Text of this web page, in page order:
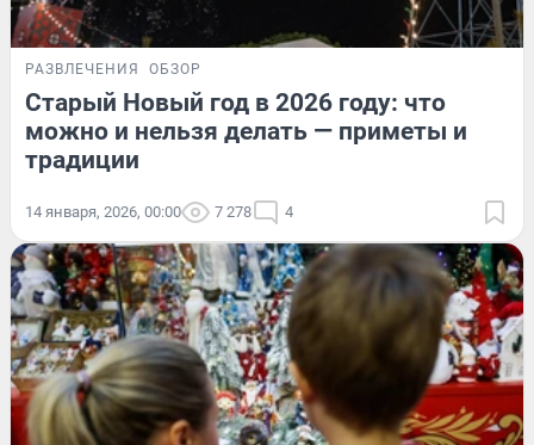
РАЗВЛЕЧЕНИЯ ОБЗОР
Старый Новый год в 2026 году: что
можно и нельзя делать — приметы и
традиции
14 января, 2026, 00:00 7 278 4